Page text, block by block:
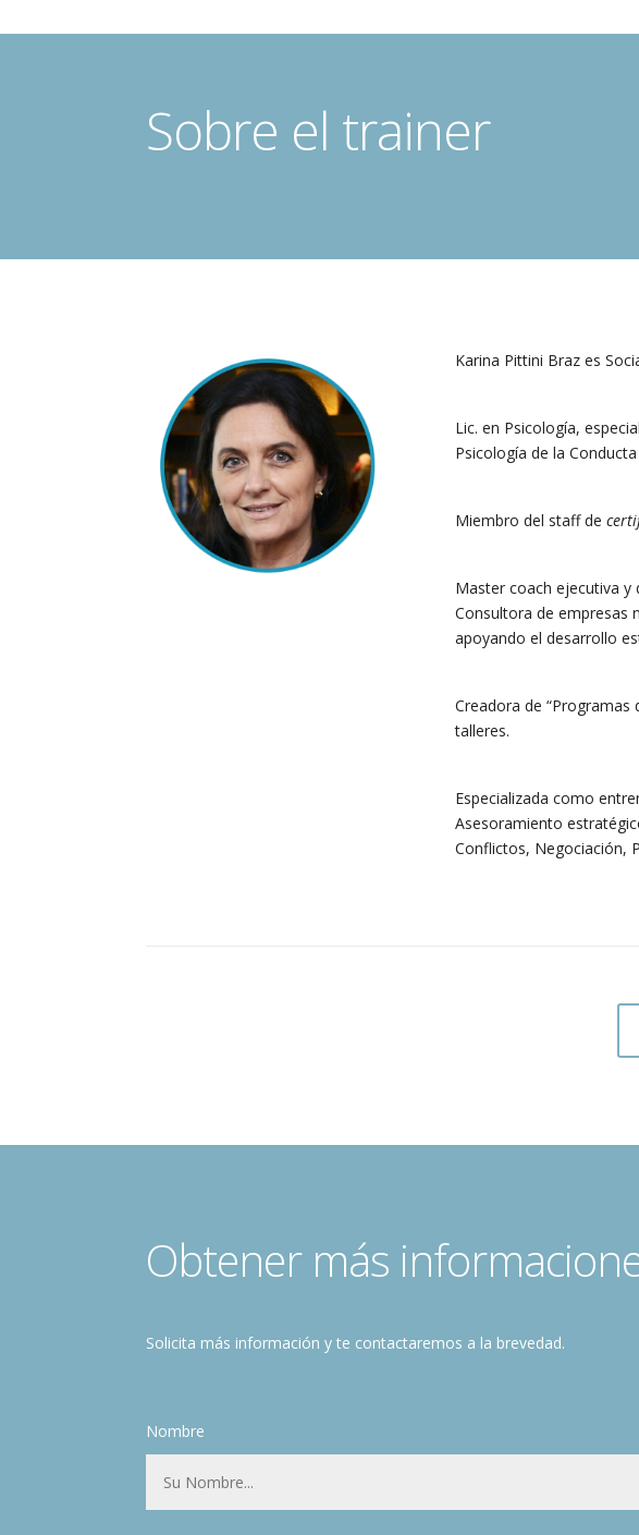
Sobre el trainer
Karina Pittini Braz es
Lic. en Psicología,
Psicología de la
Miembro del staff de
Master coach ejecutiva
Consultora de empresas
apoyando el desarrollo
Creadora de
talleres.
Especializada como
Asesoramiento
Conflictos, Negociación,
Obtener más
Solicita más información y te contactaremos a la brevedad.
Nombre